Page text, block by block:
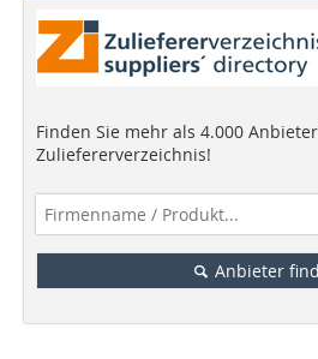
Finden Sie mehr als 4.000
Zuliefererverzeichnis!
Anbieter